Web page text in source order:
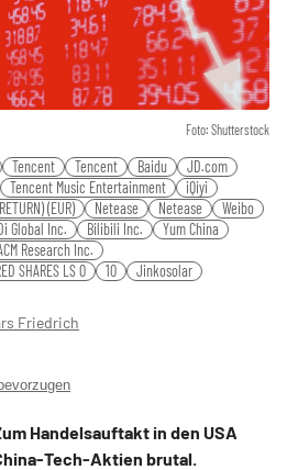
Foto: Shutterstock
Tencent Tencent Baidu
JD.com
Tencent Music Entertainment
iQiyi
(EUR) Netease Netease
Weibo
Global Inc. Bilibili Inc.
Yum China
Research Inc.
SHARES LS 0
10 Jinkosolar
Friedrich
Handelsauftakt in den USA
Tech-Aktien brutal.